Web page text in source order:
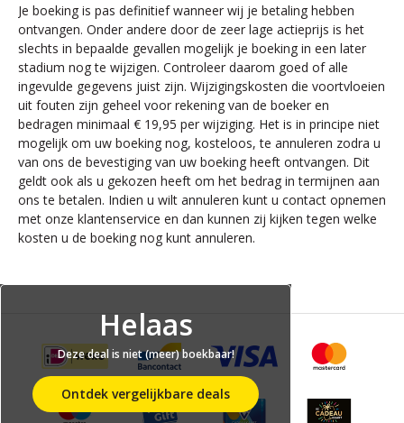
Je boeking is pas definitief wanneer wij je betaling hebben
ontvangen. Onder andere door de zeer lage actieprijs is het
slechts in bepaalde gevallen mogelijk je boeking in een later
stadium nog te wijzigen. Controleer daarom goed of alle
ingevulde gegevens juist zijn. Wijzigingskosten die voortvloeien
uit fouten zijn geheel voor rekening van de boeker en
bedragen minimaal € 19,95 per wijziging. Het is in principe niet
mogelijk om uw boeking nog, kosteloos, te annuleren zodra u
van ons de bevestiging van uw boeking heeft ontvangen. Dit
geldt ook als u gekozen heeft om het bedrag in termijnen aan
ons te betalen. Indien u wilt annuleren kunt u contact opnemen
met onze klantenservice en dan kunnen zij kijken tegen welke
kosten u de boeking nog kunt annuleren.
Helaas
Deze deal is niet (meer) boekbaar!
Ontdek vergelijkbare deals